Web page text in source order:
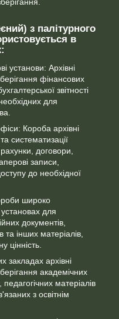
з палітурного
в
установи: Архівні
фінансових
звітності
для
Короба архівні
систематизації
договори,
записи,
до необхідної
широко
для
документів,
та інших матеріалів,
цінність.
закладах архівні
академічних
матеріалів
з освітнім